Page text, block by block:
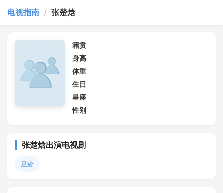
电视指南 / 张楚焓
籍贯
身高
体重
生日
星座
性别
张楚焓出演电视剧
足迹